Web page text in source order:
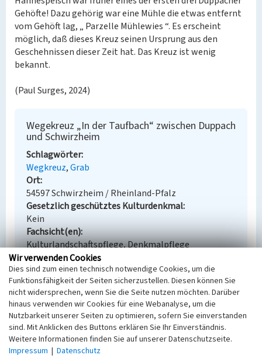
Gehöfte! Dazu gehörig war eine Mühle die etwas entfernt
vom Gehöft lag, „ Parzelle Mühlewies “. Es erscheint
möglich, daß dieses Kreuz seinen Ursprung aus den
Geschehnissen dieser Zeit hat. Das Kreuz ist wenig
bekannt.
(Paul Surges, 2024)
Wegekreuz „In der Taufbach“ zwischen Duppach
und Schwirzheim
Schlagwörter
Wegkreuz Grab
Ort
54597 Schwirzheim / Rheinland-Pfalz
Gesetzlich geschütztes Kulturdenkmal
Kein
Fachsicht(en)
Kulturlandschaftspflege, Denkmalpflege
Erfassungsmaßstab
i.d.R. 1:5.000 (größer als 1:20.000)
Erfassungsmethode
mündliche Hinweise Ortsansässiger, Ortskundiger
Historischer Zeitraum
Beginn 1752
Wir verwenden Cookies
Dies sind zum einen technisch notwendige Cookies, um die
Funktionsfähigkeit der Seiten sicherzustellen. Diesen können Sie
nicht widersprechen, wenn Sie die Seite nutzen möchten. Darüber
hinaus verwenden wir Cookies für eine Webanalyse, um die
Nutzbarkeit unserer Seiten zu optimieren, sofern Sie einverstanden
sind. Mit Anklicken des Buttons erklären Sie Ihr Einverständnis.
Weitere Informationen finden Sie auf unserer Datenschutzseite.
Impressum | Datenschutz